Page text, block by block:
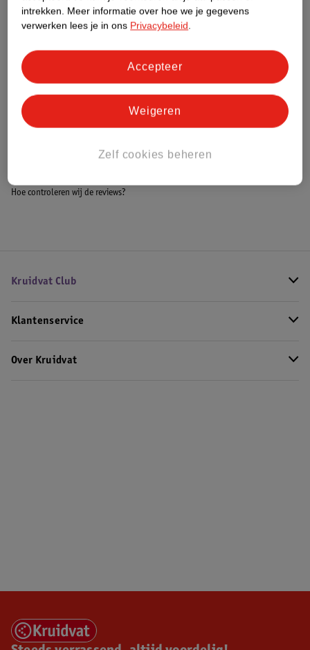
Impact Score.
Meer informatie
Bestel & Bezorginformatie
Bekijk ook
Ravensburger Alle Bordspellen
Hoe controleren wij de reviews?
Kruidvat Club
Klantenservice
Over Kruidvat
intrekken. Meer informatie over hoe we je gegevens
verwerken lees je in ons Privacybeleid.
Zelf cookies beheren
Weigeren
Accepteer